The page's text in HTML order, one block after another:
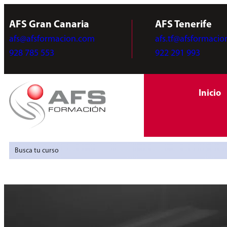
AFS Gran Canaria
afs@afsformacion.com
928 785 553
AFS Tenerife
922 291 993
Inicio